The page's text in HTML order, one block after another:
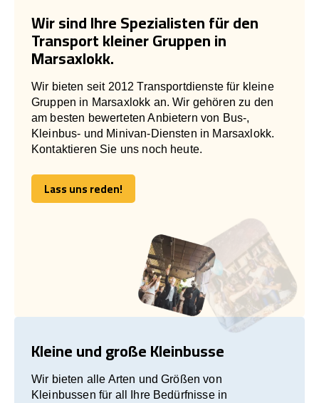
Wir sind Ihre Spezialisten für den
Transport kleiner Gruppen in
Marsaxlokk.
Wir bieten seit 2012 Transportdienste für kleine
Gruppen in Marsaxlokk an. Wir gehören zu den
am besten bewerteten Anbietern von Bus-,
Kleinbus- und Minivan-Diensten in Marsaxlokk.
Kontaktieren Sie uns noch heute.
Lass uns reden!
Lass uns reden!
Kleine und große Kleinbusse
Wir bieten alle Arten und Größen von
Kleinbussen für all Ihre Bedürfnisse in